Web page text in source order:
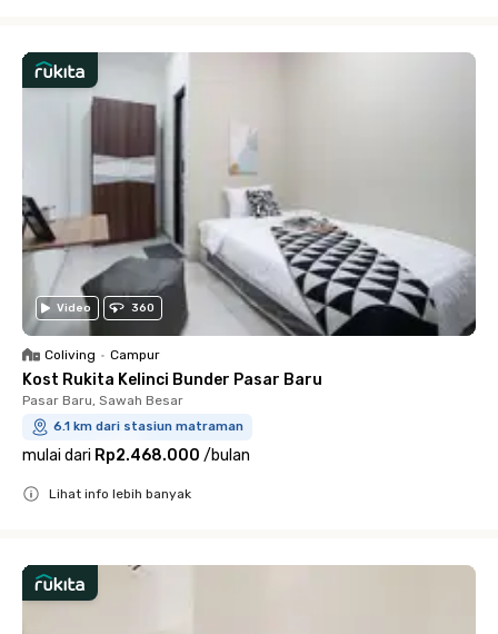
Video 360
Coliving • Campur
Kost Rukita Kelinci Bunder Pasar Baru
Pasar Baru, Sawah Besar
6.1 km dari stasiun matraman
mulai dari Rp2.468.000 /bulan
Lihat info lebih banyak